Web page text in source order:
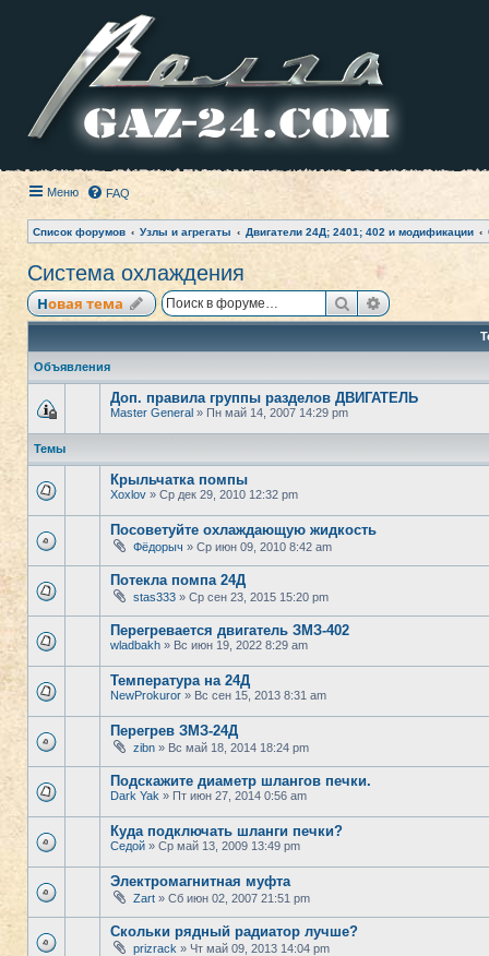
Меню FAQ
Список форумов Узлы и агрегаты Двигатели 24Д; 2401; 402 и модификации
Система охлаждения
Новая тема ПоискРасширенный
Объявления
Доп. правила группы разделов ДВИГАТЕЛЬ
Master General » Пн май 14, 2007 14:29 pm
Темы
Крыльчатка помпы
Xoxlov » Ср дек 29, 2010 12:32 pm
Посоветуйте охлаждающую жидкость
Фёдорыч » Ср июн 09, 2010 8:42 am
Потекла помпа 24Д
stas333 » Ср сен 23, 2015 15:20 pm
Перегревается двигатель ЗМЗ-402
wladbakh » Вс июн 19, 2022 8:29 am
Температура на 24Д
NewProkuror » Вс сен 15, 2013 8:31 am
Перегрев ЗМЗ-24Д
zibn » Вс май 18, 2014 18:24 pm
Подскажите диаметр шлангов печки.
Dark Yak » Пт июн 27, 2014 0:56 am
Куда подключать шланги печки?
Седой » Ср май 13, 2009 13:49 pm
Электромагнитная муфта
Zart » Сб июн 02, 2007 21:51 pm
Скольки рядный радиатор лучше?
prizrack » Чт май 09, 2013 14:04 pm